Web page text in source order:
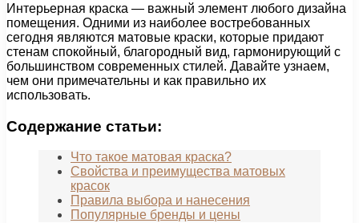
Интерьерная краска — важный элемент любого дизайна
помещения. Одними из наиболее востребованных
сегодня являются матовые краски, которые придают
стенам спокойный, благородный вид, гармонирующий с
большинством современных стилей. Давайте узнаем,
чем они примечательны и как правильно их
использовать.
Содержание статьи:
Что такое матовая краска?
Свойства и преимущества матовых
красок
Правила выбора и нанесения
Популярные бренды и цены